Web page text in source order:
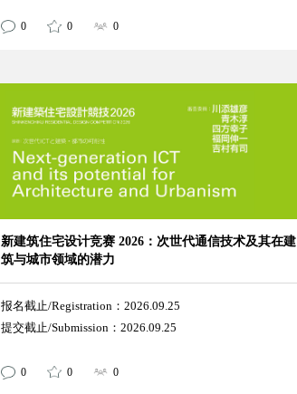
0 0 0
新建筑住宅设计竞赛 2026：次世代通信技术及其在建
筑与城市领域的潜力
报名截止/Registration：2026.09.25
提交截止/Submission：2026.09.25
0 0 0